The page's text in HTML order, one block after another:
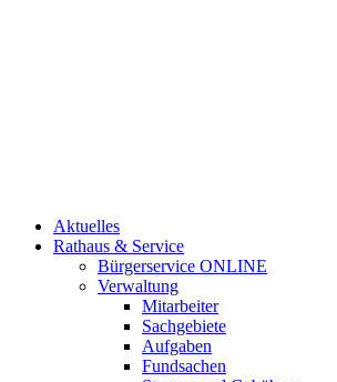
Aktuelles
Rathaus & Service
Bürgerservice ONLINE
Verwaltung
Mitarbeiter
Sachgebiete
Aufgaben
Fundsachen